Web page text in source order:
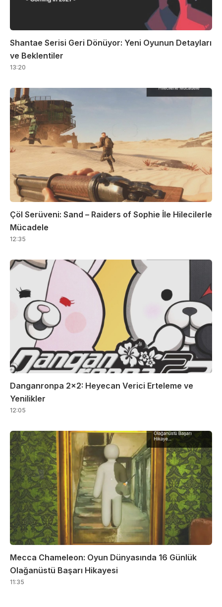
Shantae Serisi Geri Dönüyor: Yeni Oyunun Detayları
ve Beklentiler
13:20
Çöl Serüveni: Sand – Raiders of Sophie İle Hilecilerle
Mücadele
12:35
Danganronpa 2×2: Heyecan Verici Erteleme ve
Yenilikler
12:05
Mecca Chameleon: Oyun Dünyasında 16 Günlük
Olağanüstü Başarı Hikayesi
11:35